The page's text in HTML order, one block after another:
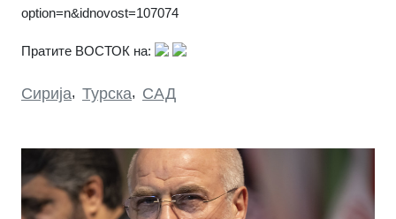
option=n&idnovost=107074
Пратите ВОСТОК на:
Сирија, Турска, САД